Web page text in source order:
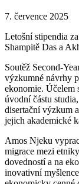
7. července 2025
Letošní stipendia
Shampitě Das a
Soutěž Second-
výzkumné návrhy
ekonomie. Účelem
úvodní částu
disertační výzkum
jejich akademické
Amos Njeku
migrace mezi
dovedností a na
inovativní